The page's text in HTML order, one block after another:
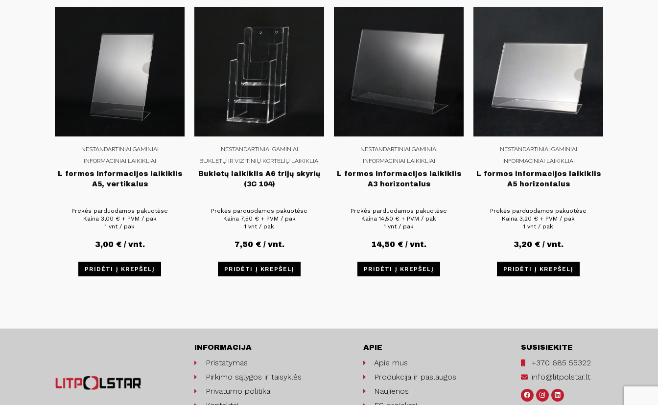
NESTANDARTINIAI GAMINIAI
INFORMACINIAI LAIKIKLIAI
L formos informacijos laikiklis
A5, vertikalus
Prekės parduodamos pakuotėse
Kaina 3,00 €+ PVM / pak
1 vnt / pak
3,00 €/ vnt.
PRIDĖTI Į KREPŠELĮ
NESTANDARTINIAI GAMINIAI
BUKLETŲ IR VIZITINIŲ KORTELIŲ LAIKIKLIAI
Bukletų laikiklis A6 trijų skyrių
(3C 104)
Prekės parduodamos pakuotėse
Kaina 7,50 €+ PVM / pak
1 vnt / pak
7,50 €/ vnt.
PRIDĖTI Į KREPŠELĮ
NESTANDARTINIAI GAMINIAI
INFORMACINIAI LAIKIKLIAI
L formos informacijos laikiklis
A3 horizontalus
Prekės parduodamos pakuotėse
Kaina14,50 € + PVM / pak
1 vnt / pak
14,50 € / vnt.
PRIDĖTI Į KREPŠELĮ
NESTANDARTINIAI GAMINIAI
INFORMACINIAI LAIKIKLIAI
L formos informacijos laikiklis
A5 horizontalus
Prekės parduodamos pakuotėse
Kaina 3,20 € + PVM / pak
1 vnt / pak
3,20 €/ vnt.
PRIDĖTI Į KREPŠELĮ
INFORMACIJA
Pristatymas
Pirkimo sąlygos ir taisyklės
Privatumo politika
APIE
Apie mus
Produkcija ir paslaugos
Naujienos
SUSISIEKITE
+370 685 55322
info@litpolstar.lt